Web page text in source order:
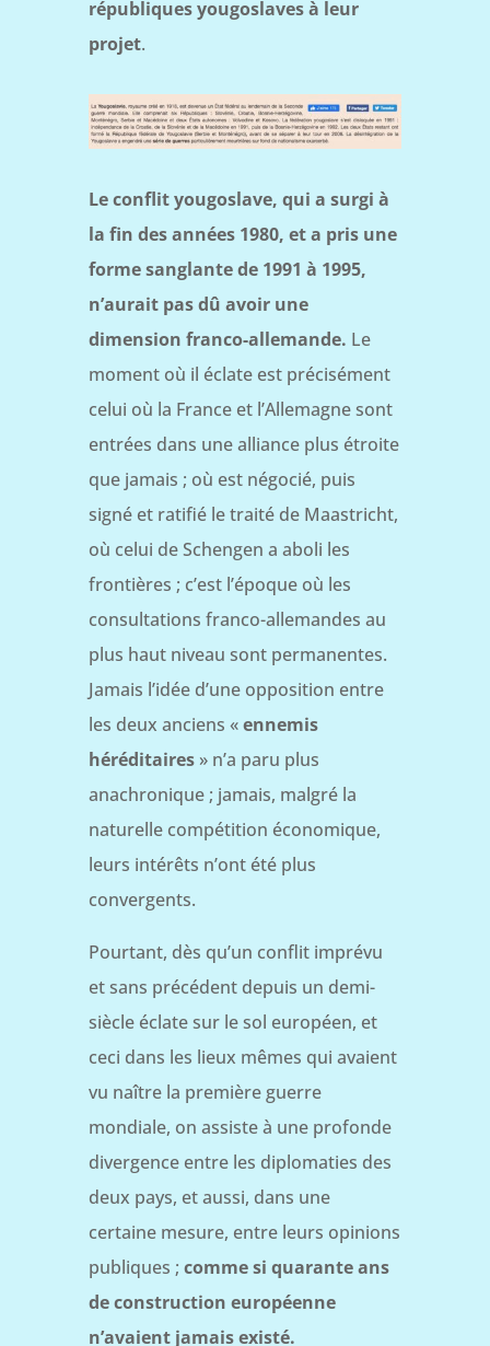
républiques yougoslaves à leur
projet.
Le conflit yougoslave, qui a surgi à
la fin des années 1980, et a pris une
forme sanglante de 1991 à 1995,
n’aurait pas dû avoir une
dimension franco-allemande. Le
moment où il éclate est précisément
celui où la France et l’Allemagne sont
entrées dans une alliance plus étroite
que jamais ; où est négocié, puis
signé et ratifié le traité de Maastricht,
où celui de Schengen a aboli les
frontières ; c’est l’époque où les
consultations franco-allemandes au
plus haut niveau sont permanentes.
Jamais l’idée d’une opposition entre
les deux anciens «ennemis
héréditaires» n’a paru plus
anachronique ; jamais, malgré la
naturelle compétition économique,
leurs intérêts n’ont été plus
convergents.
Pourtant, dès qu’un conflit imprévu
et sans précédent depuis un demi-
siècle éclate sur le sol européen, et
ceci dans les lieux mêmes qui avaient
vu naître la première guerre
mondiale, on assiste à une profonde
divergence entre les diplomaties des
deux pays, et aussi, dans une
certaine mesure, entre leurs opinions
publiques ; comme si quarante ans
de construction européenne
n’avaient jamais existé.